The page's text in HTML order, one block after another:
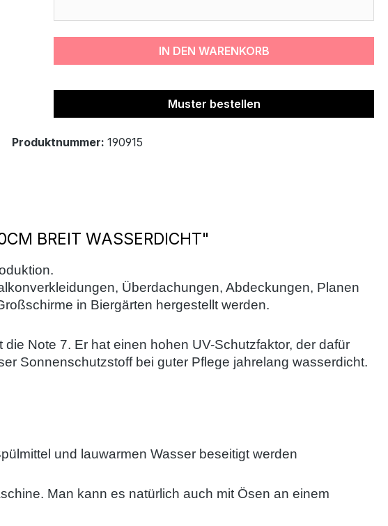
IN DEN WARENKORB
Muster bestellen
Produktnummer: 190915
BREIT WASSERDICHT"
Überdachungen, Abdeckungen, Planen
in Biergärten hergestellt werden.
Note 7. Er hat einen hohen UV-Schutzfaktor, der dafür
Sonnenschutzstoff bei guter Pflege jahrelang wasserdicht.
und lauwarmen Wasser beseitigt werden
Man kann es natürlich auch mit Ösen an einem